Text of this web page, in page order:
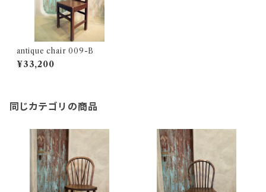
antique chair 009-B
¥33,200
同じカテゴリの商品